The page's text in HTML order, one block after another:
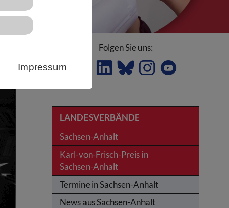
Impressum
Folgen Sie uns:
LANDESVERBÄNDE
Sachsen-Anhalt
Karl-von-Frisch-Preis in
Sachsen-Anhalt
Termine in Sachsen-Anhalt
News aus Sachsen-Anhalt